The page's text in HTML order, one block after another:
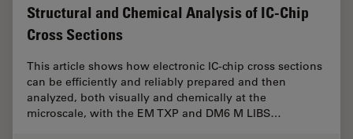
Structural and Chemical Analysis of IC-Chip
Cross Sections
This article shows how electronic IC-chip cross sections
can be efficiently and reliably prepared and then
analyzed, both visually and chemically at the
microscale, with the EM TXP and DM6 M LIBS…